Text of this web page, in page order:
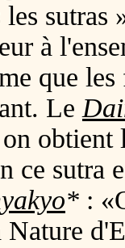
les sutras
à
que
Le
obtient
ce sutra
* :